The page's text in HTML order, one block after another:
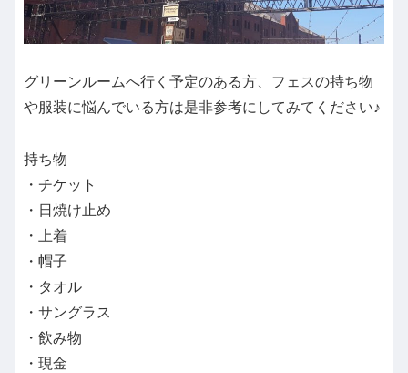
グリーンルームへ行く予定のある方、フェスの持ち物
や服装に悩んでいる方は是非参考にしてみてください♪
持ち物
・チケット
・日焼け止め
・上着
・帽子
・タオル
・サングラス
・飲み物
・現金